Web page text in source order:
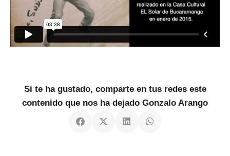
Si te ha gustado, comparte en tus redes este
contenido que nos ha dejado Gonzalo Arango